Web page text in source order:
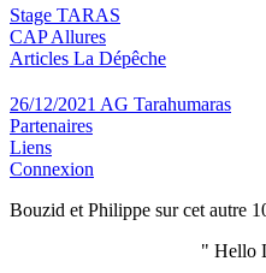
Stage TARAS
CAP Allures
Articles La Dépêche
26/12/2021 AG Tarahumaras
Partenaires
Liens
Connexion
Bouzid et Philippe sur cet autre
" Hello